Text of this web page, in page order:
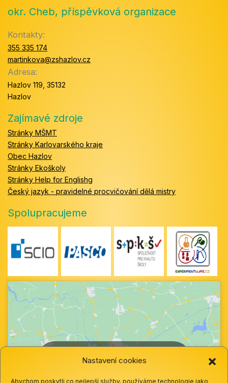
Nastavení cookies
Abychom poskytli co nejlepší služby, používáme technologie jako
okr. Cheb, příspěvková organizace
Kontakty:
355 335 174
martinkova@zshazlov.cz
Adresa:
Hazlov 119, 35132
Hazlov
Zajímavé zdroje
Stránky MŠMT
Stránky Karlovarského kraje
Obec Hazlov
Stránky Ekoškoly
Stránky Help for Englishg
Český jazyk - pravidelné procvičování dělá mistry
Spolupracujeme
cookie a povolte tento obsah